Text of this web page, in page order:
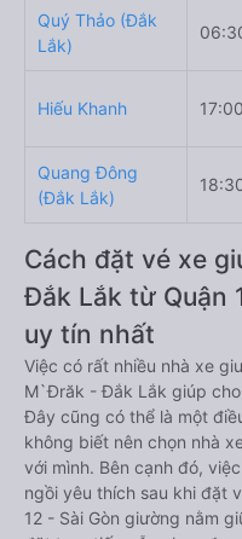
Quý Thảo (Đắk
Lắk)
Hiếu Khanh
Quang Đông
(Đắk Lắk)
Cách đặt vé xe
Đắk Lắk từ Quận
uy tín nhất
Việc có rất nhiều nhà xe
M`Đrăk - Đắk Lắk giúp
Đây cũng có thể là một
không biết nên chọn nhà
với mình. Bên cạnh đó,
ngồi yêu thích sau khi đặt
12 - Sài Gòn giường nằm